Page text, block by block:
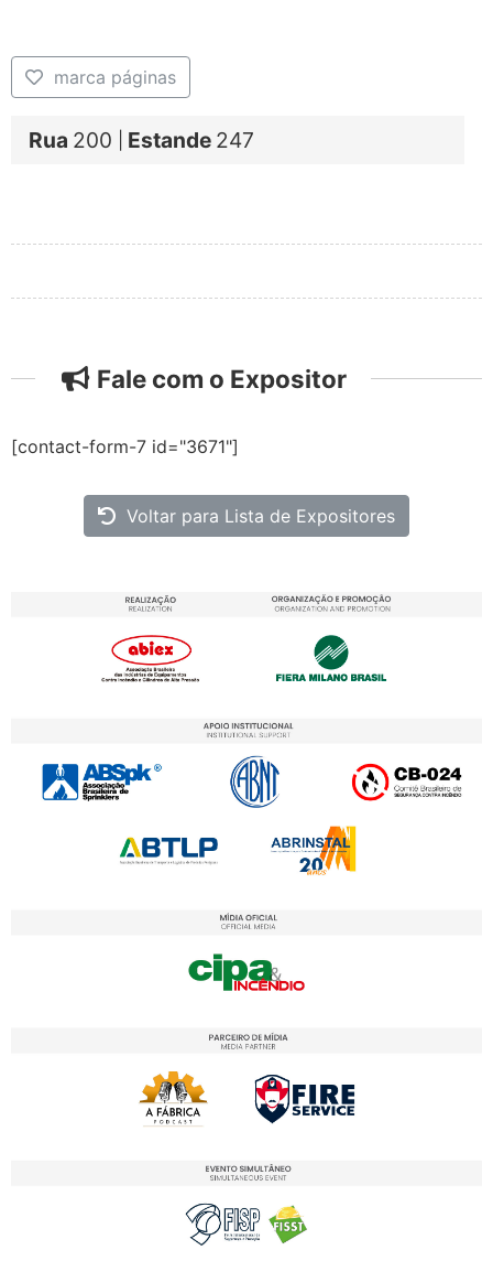
marca páginas
Rua 200 Estande 247
Fale com o Expositor
[contact-form-7 id="3671"]
Voltar para Lista de Expositores